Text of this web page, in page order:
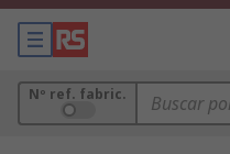
Nº ref. fabric.